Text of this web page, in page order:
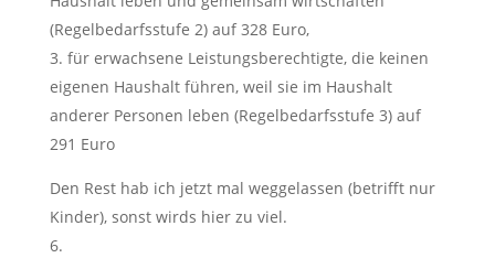
(Regelbedarfsstufe 2) auf 328 Euro,
3. für erwachsene Leistungsberechtigte, die keinen
eigenen Haushalt führen, weil sie im Haushalt
anderer Personen leben (Regelbedarfsstufe 3) auf
291 Euro
Den Rest hab ich jetzt mal weggelassen (betrifft nur
Kinder), sonst wirds hier zu viel.